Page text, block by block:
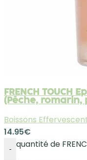
FRENCH TOUCH
(Pêche, romarin,
Boissons
14.95€
-
quantité de